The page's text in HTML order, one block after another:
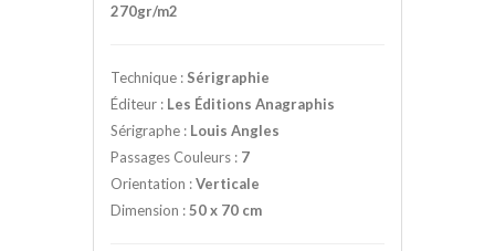
270gr/m2
Technique : Sérigraphie
Éditeur : Les Éditions Anagraphis
Sérigraphe : Louis Angles
Passages Couleurs : 7
Orientation :Verticale
Dimension :50 x 70 cm